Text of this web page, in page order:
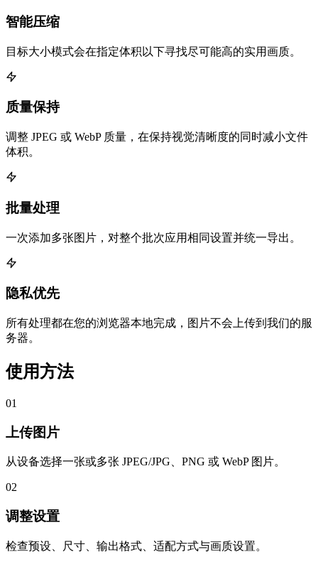
智能压缩
目标大小模式会在指定体积以下寻找尽可能高的实用画质。
质量保持
调整 JPEG 或 WebP 质量，在保持视觉清晰度的同时减小文件
体积。
批量处理
一次添加多张图片，对整个批次应用相同设置并统一导出。
隐私优先
所有处理都在您的浏览器本地完成，图片不会上传到我们的服
务器。
使用方法
01
上传图片
从设备选择一张或多张 JPEG/JPG、PNG 或 WebP 图片。
02
调整设置
检查预设、尺寸、输出格式、适配方式与画质设置。